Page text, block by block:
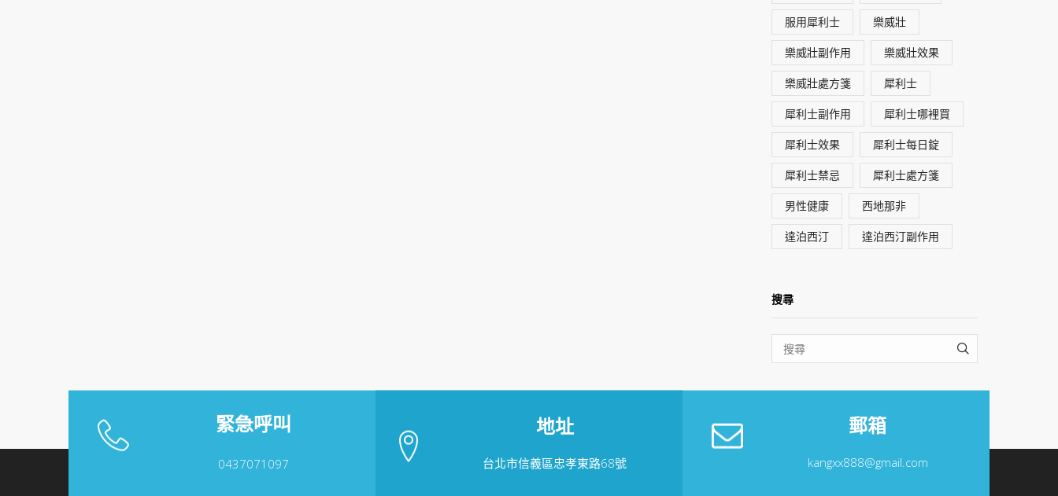
服用犀利士 樂威壯
樂威壯副作用 樂威壯效果
樂威壯處方箋 犀利士
犀利士副作用 犀利士哪裡買
犀利士效果 犀利士每日錠
犀利士禁忌 犀利士處方箋
男性健康 西地那非
達泊西汀 達泊西汀副作用
搜尋
SEARCH
緊急呼叫
0437071097
地址
台北市信義區忠孝東路68號
郵箱
kangxx888@gmail.com